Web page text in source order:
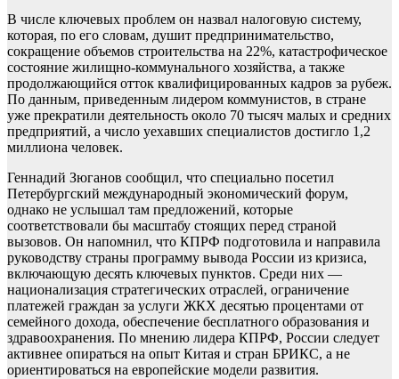
В числе ключевых проблем он назвал налоговую систему,
которая, по его словам, душит предпринимательство,
сокращение объемов строительства на 22%, катастрофическое
состояние жилищно-коммунального хозяйства, а также
продолжающийся отток квалифицированных кадров за рубеж.
По данным, приведенным лидером коммунистов, в стране
уже прекратили деятельность около 70 тысяч малых и средних
предприятий, а число уехавших специалистов достигло 1,2
миллиона человек.
Геннадий Зюганов сообщил, что специально посетил
Петербургский международный экономический форум,
однако не услышал там предложений, которые
соответствовали бы масштабу стоящих перед страной
вызовов. Он напомнил, что КПРФ подготовила и направила
руководству страны программу вывода России из кризиса,
включающую десять ключевых пунктов. Среди них —
национализация стратегических отраслей, ограничение
платежей граждан за услуги ЖКХ десятью процентами от
семейного дохода, обеспечение бесплатного образования и
здравоохранения. По мнению лидера КПРФ, России следует
активнее опираться на опыт Китая и стран БРИКС, а не
ориентироваться на европейские модели развития.